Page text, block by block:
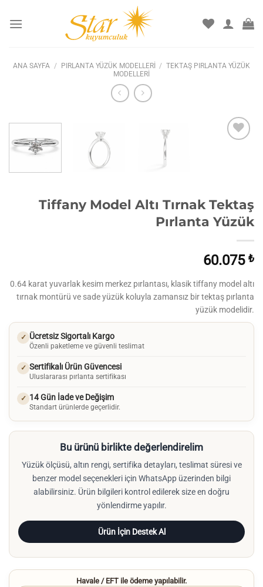
atla
ANA SAYFA / PIRLANTA YÜZÜK MODELLERI / TEKTAŞ PIRLANTA YÜZÜK
MODELLERI
Tiffany Model Altı Tırnak Tektaş
Pırlanta Yüzük
60.075 ₺
0.64 karat yuvarlak kesim merkez pırlantası, klasik tiffany model altı
tırnak montürü ve sade yüzük koluyla zamansız bir tektaş pırlanta
yüzük modelidir.
✓ Ücretsiz Sigortalı Kargo
Özenli paketleme ve güvenli teslimat
✓ Sertifikalı Ürün Güvencesi
Uluslararası pırlanta sertifikası
✓ 14 Gün İade ve Değişim
Standart ürünlerde geçerlidir.
Bu ürünü birlikte değerlendirelim
Yüzük ölçüsü, altın rengi, sertifika detayları, teslimat süresi ve
benzer model seçenekleri için WhatsApp üzerinden bilgi
alabilirsiniz. Ürün bilgileri kontrol edilerek size en doğru
yönlendirme yapılır.
Ürün İçin Destek Al
Havale / EFT ile ödeme yapılabilir.